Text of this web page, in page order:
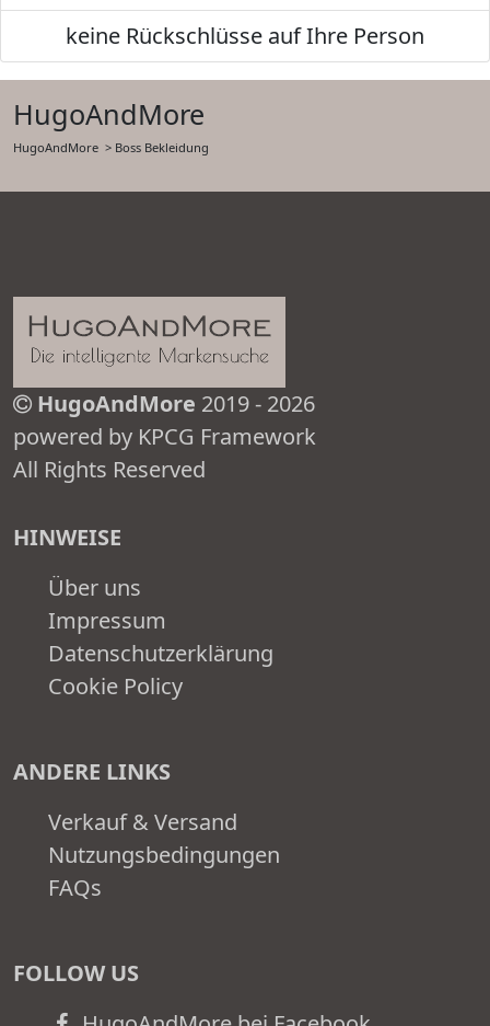
keine Rückschlüsse auf Ihre Person
HugoAndMore
HugoAndMore > Boss Bekleidung
HugoAndMore 2019 - 2026
powered by KPCG Framework
All Rights Reserved
HINWEISE
Über uns
Impressum
Datenschutzerklärung
Cookie Policy
ANDERE LINKS
Verkauf & Versand
Nutzungsbedingungen
FAQs
FOLLOW US